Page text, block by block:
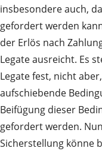
insbesondere auch,
gefordert werden
der Erlös nach
Legate ausreicht. Es
Legate fest, nicht
aufschiebende
Beifügung dieser
gefordert werden.
Sicherstellung könne